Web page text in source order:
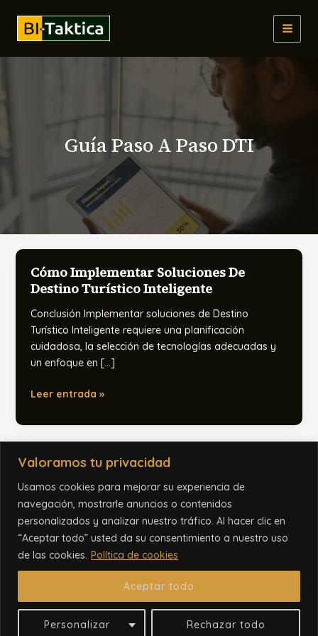
Valoramos tu privacidad
Usamos cookies para mejorar su experiencia de
navegación, mostrarle anuncios o contenidos
personalizados y analizar nuestro tráfico. Al hacer clic en
“Aceptar todo” usted da su consentimiento a nuestro uso
de las cookies. Política de cookies
Personalizar Rechazar todo
Aceptar todo
contenido
Guía Paso A Paso DTI
Cómo Implementar Soluciones De
Destino Turístico Inteligente
Conclusión Implementar soluciones de Destino
Turístico Inteligente requiere una planificación
cuidadosa, la selección de tecnologías adecuadas y
un enfoque en […]
Cómo
Soluciones
de
Destino
Inteligente
Leer entrada »
© 2026 Todos los derechos reservados. Desarrollado por